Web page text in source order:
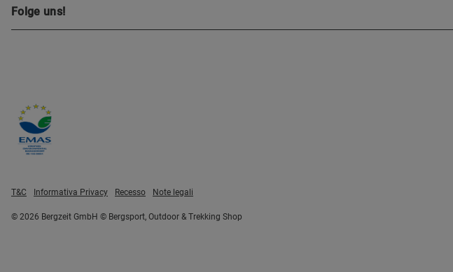
Folge uns!
T&C Informativa Privacy Recesso Note legali
© 2026 Bergzeit GmbH © Bergsport, Outdoor & Trekking Shop